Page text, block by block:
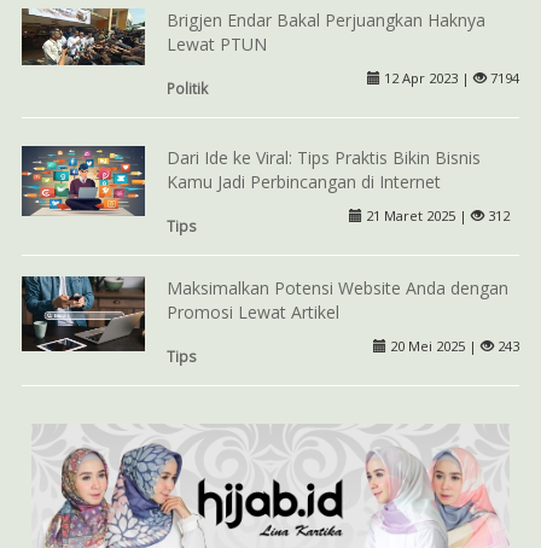
Brigjen Endar Bakal Perjuangkan Haknya
Lewat PTUN
Politik
12 Apr 2023 | 7194
Dari Ide ke Viral: Tips Praktis Bikin Bisnis
Kamu Jadi Perbincangan di Internet
Tips
21 Maret 2025 | 312
Maksimalkan Potensi Website Anda dengan
Promosi Lewat Artikel
Tips
20 Mei 2025 | 243